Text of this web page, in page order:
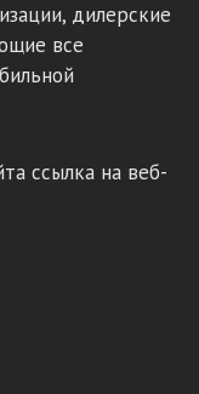
дилерские
все
ссылка на веб-